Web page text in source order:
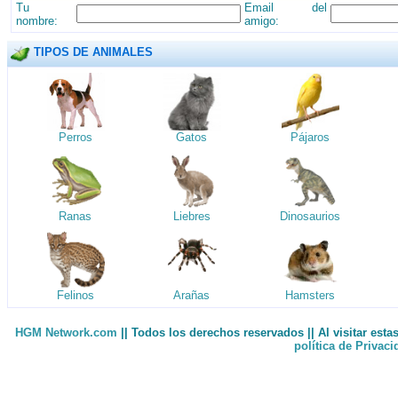
Tu
nombre:
Email del
amigo:
TIPOS DE ANIMALES
Perros Gatos Pájaros
Ranas Liebres Dinosaurios
Felinos Arañas Hamsters
HGM Network.com || Todos los derechos reservados || Al visitar
política de